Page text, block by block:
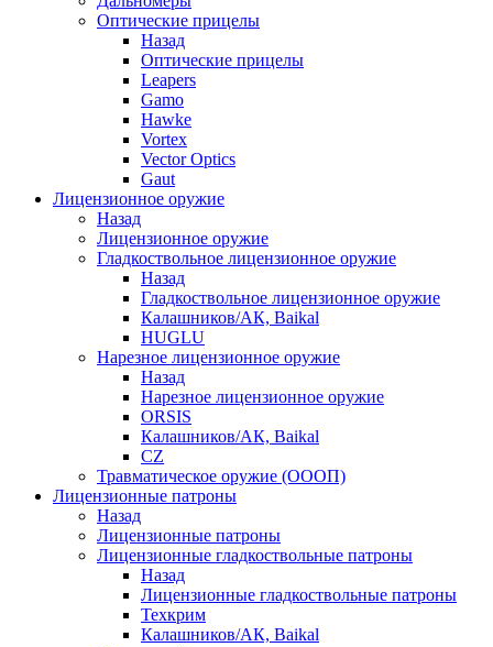
Оптические прицелы
Назад
Оптические прицелы
Leapers
Gamo
Hawke
Vortex
Vector Optics
Gaut
Лицензионное оружие
Назад
Лицензионное оружие
Гладкоствольное лицензионное оружие
Назад
Гладкоствольное лицензионное оружие
Калашников/АК, Baikal
HUGLU
Нарезное лицензионное оружие
Назад
Нарезное лицензионное оружие
ORSIS
Калашников/АК, Baikal
CZ
Травматическое оружие (ОООП)
Лицензионные патроны
Назад
Лицензионные патроны
Лицензионные гладкоствольные патроны
Назад
Лицензионные гладкоствольные патроны
Техкрим
Калашников/АК, Baikal